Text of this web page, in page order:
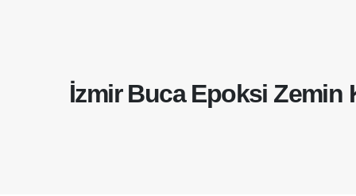
İzmir Buca Epoksi Zemin